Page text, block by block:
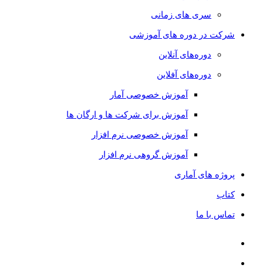
سری های زمانی
شرکت در دوره های آموزشی
دوره‌های آنلاین
دوره‌های آفلاین
آموزش خصوصی آمار
آموزش برای شرکت ها و ارگان ها
آموزش خصوصی نرم افزار
آموزش گروهی نرم افزار
پروژه های آماری
کتاب
تماس با ما